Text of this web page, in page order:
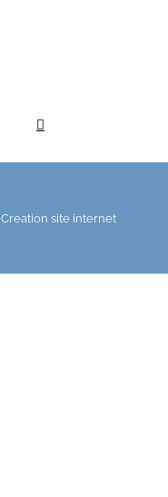
site internet